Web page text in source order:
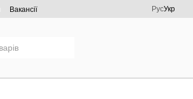
Вакансії
РусУкр